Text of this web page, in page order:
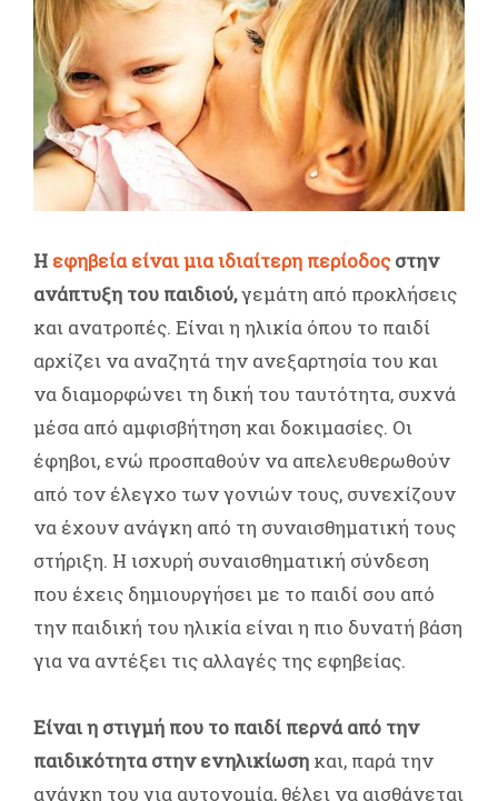
Η εφηβεία είναι μια ιδιαίτερη περίοδοςστην
ανάπτυξη του παιδιού,γεμάτη από προκλήσεις
και ανατροπές. Είναι η ηλικία όπου το παιδί
αρχίζει να αναζητά την ανεξαρτησία του και
να διαμορφώνει τη δική του ταυτότητα, συχνά
μέσα από αμφισβήτηση και δοκιμασίες. Οι
έφηβοι, ενώ προσπαθούν να απελευθερωθούν
από τον έλεγχο των γονιών τους, συνεχίζουν
να έχουν ανάγκη από τη συναισθηματική τους
στήριξη. Η ισχυρή συναισθηματική σύνδεση
που έχεις δημιουργήσει με το παιδί σου από
την παιδική του ηλικία είναι η πιο δυνατή βάση
για να αντέξει τις αλλαγές της εφηβείας.
Είναι η στιγμή που το παιδί περνά από την
παιδικότητα στην ενηλικίωση και, παρά την
ανάγκη του για αυτονομία, θέλει να αισθάνεται